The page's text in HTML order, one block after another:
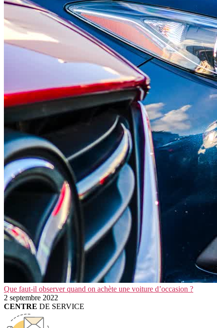
Que faut-il observer quand on achète une voiture d’occasion ?
2 septembre 2022
CENTRE DE SERVICE